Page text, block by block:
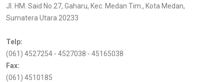
Jl. HM. Said No.27, Gaharu, Kec. Medan Tim., Kota Medan,
Sumatera Utara 20233
Telp:
(061) 4527254 - 4527038 - 45165038
Fax:
(061) 4510185